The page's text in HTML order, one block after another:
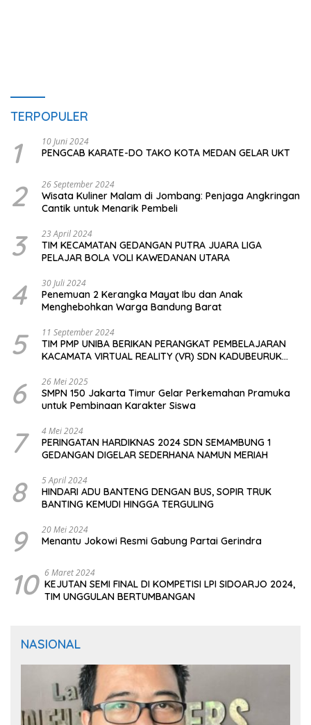
TERPOPULER
1 10 Juni 2024
PENGCAB KARATE-DO TAKO KOTA MEDAN GELAR UKT
2 26 September 2024
Wisata Kuliner Malam di Jombang: Penjaga Angkringan
Cantik untuk Menarik Pembeli
3 23 April 2024
TIM KECAMATAN GEDANGAN PUTRA JUARA LIGA
PELAJAR BOLA VOLI KAWEDANAN UTARA
4 30 Juli 2024
Penemuan 2 Kerangka Mayat Ibu dan Anak
Menghebohkan Warga Bandung Barat
5 11 September 2024
TIM PMP UNIBA BERIKAN PERANGKAT PEMBELAJARAN
KACAMATA VIRTUAL REALITY (VR) SDN KADUBEURUK
6 26 Mei 2025
SMPN 150 Jakarta Timur Gelar Perkemahan Pramuka
untuk Pembinaan Karakter Siswa
7 4 Mei 2024
PERINGATAN HARDIKNAS 2024 SDN SEMAMBUNG 1
GEDANGAN DIGELAR SEDERHANA NAMUN MERIAH
8 5 April 2024
HINDARI ADU BANTENG DENGAN BUS, SOPIR TRUK
BANTING KEMUDI HINGGA TERGULING
9 20 Mei 2024
Menantu Jokowi Resmi Gabung Partai Gerindra
10 6 Maret 2024
KEJUTAN SEMI FINAL DI KOMPETISI LPI SIDOARJO 2024,
TIM UNGGULAN BERTUMBANGAN
NASIONAL